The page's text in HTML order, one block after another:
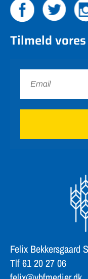
Tilmeld
Felix Bekkersgaard
Tlf 61 20 27 06